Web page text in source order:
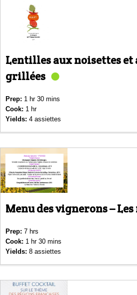
Lentilles aux noisettes et
grillées
Prep: 1 hr 30 mins
Cook: 1 hr
Yields: 4 assiettes
Menu des vignerons –
Prep: 7 hrs
Cook: 1 hr 30 mins
Yields: 8 assiettes